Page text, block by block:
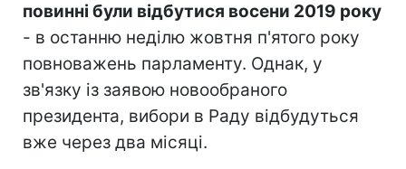
повинні були відбутися восени 2019 року
- в останню неділю жовтня п'ятого року
повноважень парламенту. Однак, у
зв'язку із заявою новообраного
президента, вибори в Раду відбудуться
вже через два місяці.